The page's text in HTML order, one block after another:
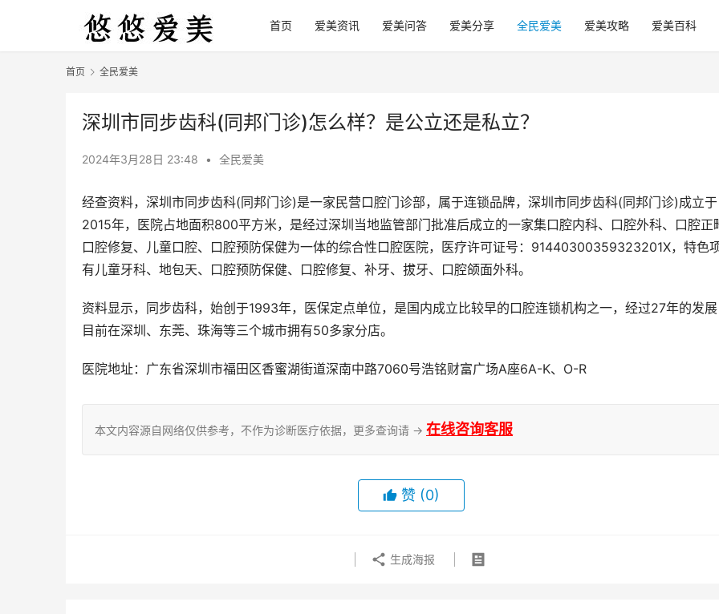
首页 爱美资讯 爱美问答 爱美分享 全民爱美 爱美攻略 爱美百科
首页 全民爱美
深圳市同步齿科(同邦门诊)怎么样？是公立还是私立？
2024年3月28日 23:48 • 全民爱美
经查资料，深圳市同步齿科(同邦门诊)是一家民营口腔门诊部，属于连锁品牌，深圳市同步齿科(同邦门诊)成立于
2015年，医院占地面积800平方米，是经过深圳当地监管部门批准后成立的一家集口腔内科、口腔外科、口腔正
口腔修复、儿童口腔、口腔预防保健为一体的综合性口腔医院，医疗许可证号：91440300359323201X，特色
有儿童牙科、地包天、口腔预防保健、口腔修复、补牙、拔牙、口腔颌面外科。
资料显示，同步齿科，始创于1993年，医保定点单位，是国内成立比较早的口腔连锁机构之一，经过27年的发
目前在深圳、东莞、珠海等三个城市拥有50多家分店。
医院地址：广东省深圳市福田区香蜜湖街道深南中路7060号浩铭财富广场A座6A-K、O-R
本文内容源自网络仅供参考，不作为诊断医疗依据，更多查询请 → 在线咨询客服
赞 (0)
生成海报